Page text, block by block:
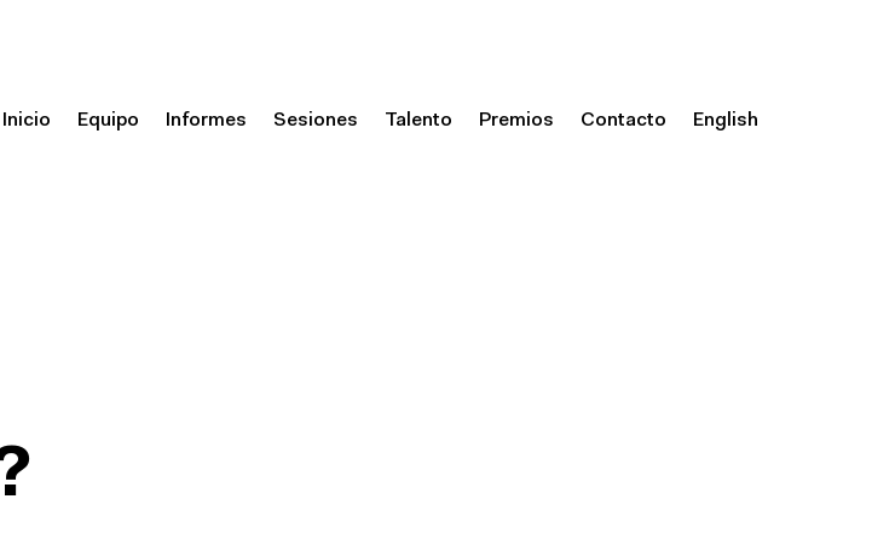
Inicio Equipo Informes Sesiones Talento Premios Contacto English